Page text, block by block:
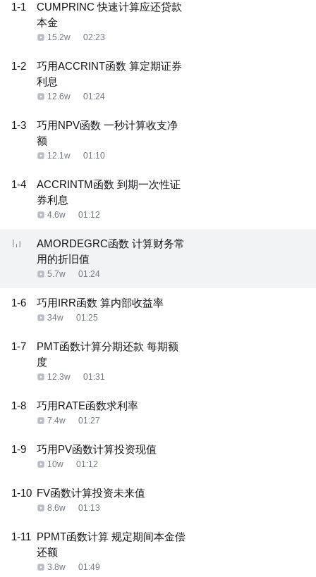
1-1
CUMPRINC 快速计算应还贷款
本金
15.2w 02:23
1-2
巧用ACCRINT函数 算定期证券
利息
12.6w 01:24
1-3
巧用NPV函数 一秒计算收支净
额
12.1w 01:10
1-4
ACCRINTM函数 到期一次性证
券利息
4.6w 01:12
AMORDEGRC函数 计算财务常
用的折旧值
5.7w 01:24
1-6 巧用IRR函数 算内部收益率
34w 01:25
1-7
PMT函数计算分期还款 每期额
度
12.3w 01:31
1-8 巧用RATE函数求利率
7.4w 01:27
1-9 巧用PV函数计算投资现值
10w 01:12
1-10 FV函数计算投资未来值
8.6w 01:13
1-11 PPMT函数计算 规定期间本金偿
还额
3.8w 01:49